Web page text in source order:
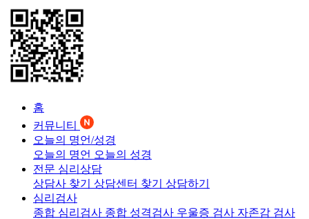
홈
커뮤니티
오늘의 명언/성경
오늘의 명언 오늘의 성경
전문 심리상담
상담사 찾기 상담센터 찾기 상담하기
심리검사
종합 심리검사 종합 성격검사 우울증 검사 자존감 검사